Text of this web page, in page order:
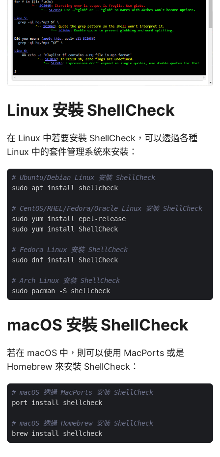
Linux 安裝 ShellCheck
在 Linux 中若要安裝 ShellCheck，可以透過各種
Linux 中的套件管理系統來安裝：
# Ubuntu/Debian Linux 安裝 ShellCheck
# CentOS/RHEL/Fedora/Oracle Linux 安裝 ShellCheck
# Fedora Linux 安裝 ShellCheck
# Arch Linux 安裝 ShellCheck
macOS 安裝 ShellCheck
若在 macOS 中，則可以使用 MacPorts 或是
Homebrew 來安裝 ShellCheck：
# macOS 透過 MacPorts 安裝 ShellCheck
# macOS 透過 Homebrew 安裝 ShellCheck